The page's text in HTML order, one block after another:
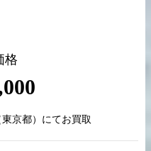
格
東京都）にてお買取